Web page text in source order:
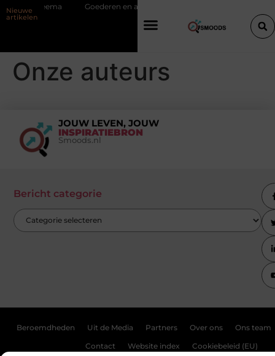
Nieuwe
artikelen
Steema Goederen en auto’s slim verplaatsen met twee liften
Onze auteurs
JOUW LEVEN, JOUW
INSPIRATIEBRON
Smoods.nl
Bericht categorie
Beroemdheden Uit de Media Partners Over ons Ons team
Contact Website index Cookiebeleid (EU)